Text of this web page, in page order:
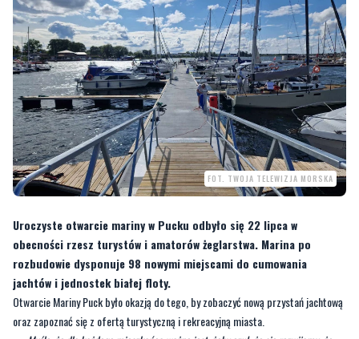
FOT. TWOJA TELEWIZJA MORSKA
Uroczyste otwarcie mariny w Pucku odbyło się 22 lipca w
obecności rzesz turystów i amatorów żeglarstwa. Marina po
jachtów i jednostek białej floty.
Otwarcie Mariny Puck było okazją do tego, by zobaczyć nową przystań jachtową
oraz zapoznać się z ofertą turystyczną i rekreacyjną miasta.
—Myślę, że dla każdego mieszkańca ważne jest, żeby czuł, że się rozwijamy, że
idziemy naprzód. To, czego dziś jesteśmy świadkami to właśnie duży krok do przodu.
Ta inwestycja daje nam duże możliwości społeczne i gospodarcze, także dla